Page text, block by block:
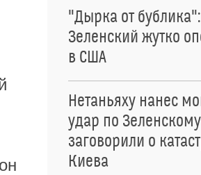
"Дырка от бублика":
Зеленский жутко
в США
Нетаньяху нанес
удар по
заговорили о
Киева